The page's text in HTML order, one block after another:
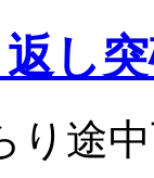
し
り途